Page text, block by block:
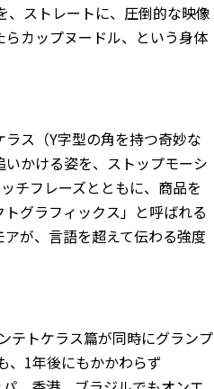
ストレートに、圧倒的な映像
カップヌードル、という身体
ス（Y字型の角を持つ奇妙な
かける姿を、ストップモーシ
チフレーズとともに、商品を
グラフィックス」と呼ばれる
が、言語を超えて伝わる強度
テトケラス篇が同時にグランプ
、1年後にもかかわらず